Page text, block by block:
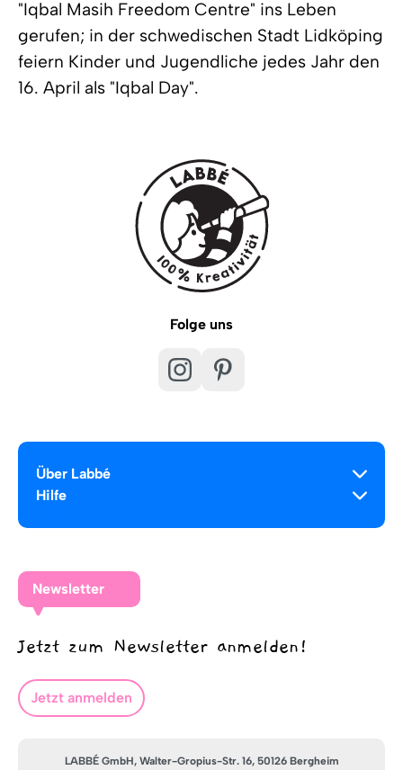
"Iqbal Masih Freedom Centre" ins Leben
gerufen; in der schwedischen Stadt Lidköping
feiern Kinder und Jugendliche jedes Jahr den
16. April als "Iqbal Day".
Folge uns
Über Labbé
Hilfe
Newsletter
Jetzt zum Newsletter anmelden!
Jetzt anmelden
LABBÉ GmbH, Walter-Gropius-Str. 16, 50126 Bergheim